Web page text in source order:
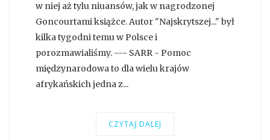
w niej aż tylu niuansów, jak w nagrodzonej
Goncourtami książce. Autor "Najskrytszej..." był
kilka tygodni temu w Polsce i
porozmawialiśmy. --- SARR - Pomoc
międzynarodowa to dla wielu krajów
afrykańskich jedna z...
CZYTAJ DALEJ